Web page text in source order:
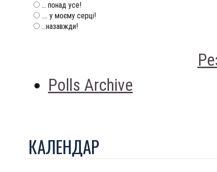
... понад усе!
.... у моєму серці!
...назавжди!
Polls Archive
КАЛЕНДАР